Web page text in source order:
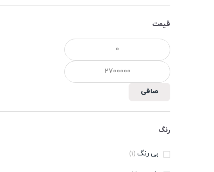
قیمت
حداقل
قیمت
حداكثر
قيمت
صافی
رنگ
بی رنگ (1)